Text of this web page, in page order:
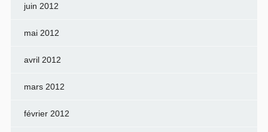
juin 2012
mai 2012
avril 2012
mars 2012
février 2012